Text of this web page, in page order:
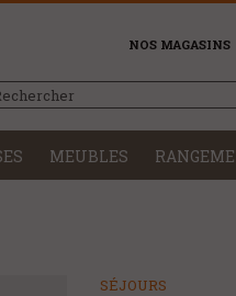
NOS MAGASINS
MEUBLES
SÉJOURS